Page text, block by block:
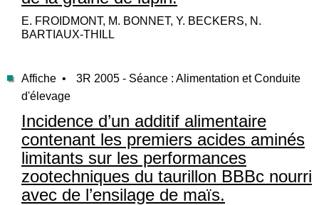
E. FROIDMONT, M. BONNET, Y. BECKERS, N.
BARTIAUX-THILL
Affiche •
3R 2005 - Séance : Alimentation et Conduite
d'élevage
Incidence d’un additif alimentaire
contenant les premiers acides aminés
limitants sur les performances
zootechniques du taurillon BBBc nourri
avec de l’ensilage de maïs.